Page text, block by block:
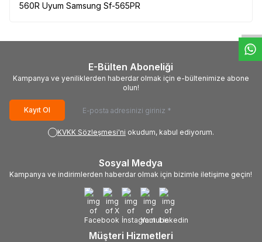
560R Uyum Samsung Sf-565PR
E-Bülten Aboneliği
Kampanya ve yeniliklerden haberdar olmak için e-bültenimize abone
olun!
Kayıt Ol
KVKK Sözleşmesi'ni okudum, kabul ediyorum.
Sosyal Medya
Kampanya ve indirimlerden haberdar olmak için bizimle iletişime geçin!
Müşteri Hizmetleri